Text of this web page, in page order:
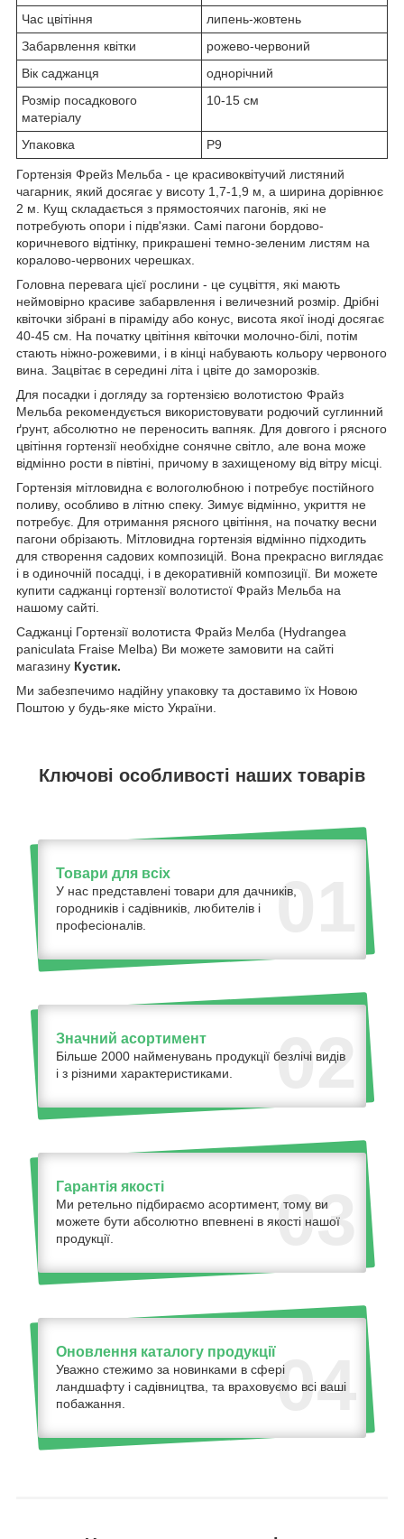
Час цвітіння
липень-жовтень
Забарвлення квітки
рожево-червоний
Вік саджанця
однорічний
Розмір посадкового
матеріалу
10-15 см
Упаковка Р9
Гортензія Фрейз Мельба - це красивоквітучий листяний
чагарник, який досягає у висоту 1,7-1,9 м, а ширина дорівнює
2 м. Кущ складається з прямостоячих пагонів, які не
потребують опори і підв'язки. Самі пагони бордово-
коричневого відтінку, прикрашені темно-зеленим листям на
коралово-червоних черешках.
Головна перевага цієї рослини - це суцвіття, які мають
неймовірно красиве забарвлення і величезний розмір. Дрібні
квіточки зібрані в піраміду або конус, висота якої іноді досягає
40-45 см. На початку цвітіння квіточки молочно-білі, потім
стають ніжно-рожевими, і в кінці набувають кольору червоного
вина. Зацвітає в середині літа і цвіте до заморозків.
Для посадки і догляду за гортензією волотистою Фрайз
Мельба рекомендується використовувати родючий суглинний
ґрунт, абсолютно не переносить вапняк. Для довгого і рясного
цвітіння гортензії необхідне сонячне світло, але вона може
відмінно рости в півтіні, причому в захищеному від вітру місці.
Гортензія мітловидна є вологолюбною і потребує постійного
поливу, особливо в літню спеку. Зимує відмінно, укриття не
потребує. Для отримання рясного цвітіння, на початку весни
пагони обрізають. Мітловидна гортензія відмінно підходить
для створення садових композицій. Вона прекрасно виглядає
і в одиночній посадці, і в декоративній композиції. Ви можете
купити саджанці гортензії волотистої Фрайз Мельба на
нашому сайті.
Саджанці Гортензії волотиста Фрайз Мелба (Hydrangea
paniculata Fraise Melba) Ви можете замовити на сайті
магазину Кустик.
Ми забезпечимо надійну упаковку та доставимо їх Новою
Поштою у будь-яке місто України.
Ключові особливості наших товарів
01
Товари для всіх
У нас представлені товари для дачників,
городників і садівників, любителів і
професіоналів.
02
Значний асортимент
Більше 2000 найменувань продукції безлічі видів
і з різними характеристиками.
03
Гарантія якості
Ми ретельно підбираємо асортимент, тому ви
можете бути абсолютно впевнені в якості нашої
продукції.
04
Оновлення каталогу продукції
Уважно стежимо за новинками в сфері
ландшафту і садівництва, та враховуємо всі ваші
побажання.